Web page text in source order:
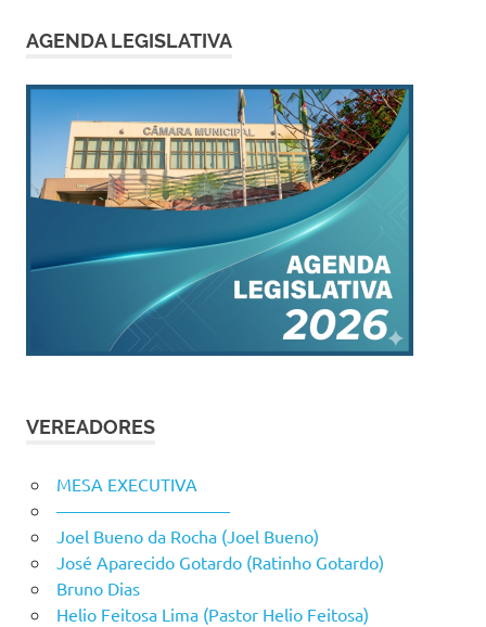
AGENDA LEGISLATIVA
VEREADORES
MESA EXECUTIVA
——————————
Joel Bueno da Rocha (Joel Bueno)
José Aparecido Gotardo (Ratinho Gotardo)
Bruno Dias
Helio Feitosa Lima (Pastor Helio Feitosa)